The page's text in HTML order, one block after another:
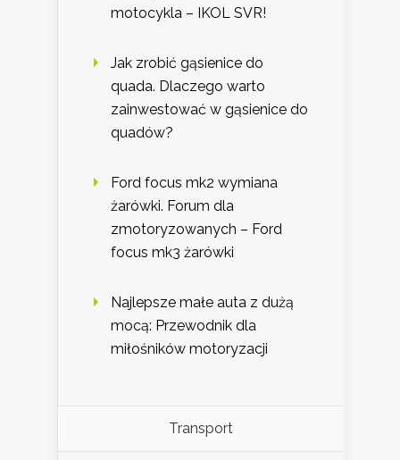
motocykla – IKOL SVR!
Jak zrobić gąsienice do
quada. Dlaczego warto
zainwestować w gąsienice do
quadów?
Ford focus mk2 wymiana
żarówki. Forum dla
zmotoryzowanych – Ford
focus mk3 żarówki
Najlepsze małe auta z dużą
mocą: Przewodnik dla
miłośników motoryzacji
Transport